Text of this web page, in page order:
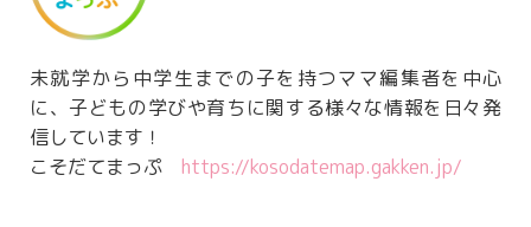
未就学から中学生までの子を持つママ編集者を中心
に、子どもの学びや育ちに関する様々な情報を日々発
信しています！
こそだてまっぷ https://kosodatemap.gakken.jp/